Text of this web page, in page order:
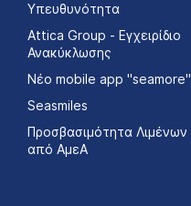
Υπευθυνότητα
Attica Group - Εγχειρίδιο
Ανακύκλωσης
Νέο mobile app "seamore"
Seasmiles
Προσβασιμότητα Λιμένων
από ΑμεΑ